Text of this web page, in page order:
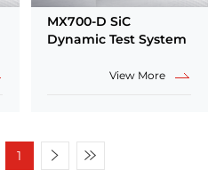
MX700-D SiC
Dynamic Test System
View More
1
下一
后一